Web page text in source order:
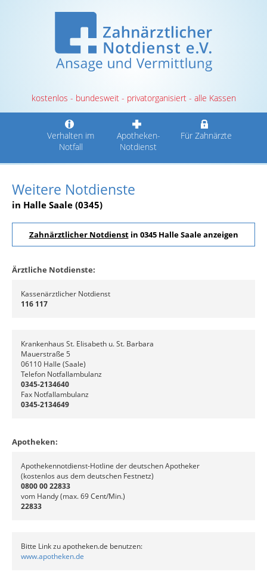
kostenlos - bundesweit - privatorganisiert - alle Kassen
Verhalten im
Notfall
Apotheken-
Notdienst
Für Zahnärzte
Weitere Notdienste
in Halle Saale (0345)
Zahnärztlicher Notdienstin 0345 Halle Saale anzeigen
Ärztliche Notdienste:
Kassenärztlicher Notdienst
116 117
Krankenhaus St. Elisabeth u. St. Barbara
Mauerstraße 5
06110 Halle (Saale)
Telefon Notfallambulanz
0345-2134640
Fax Notfallambulanz
0345-2134649
Apotheken:
Apothekennotdienst-Hotline der deutschen Apotheker
(kostenlos aus dem deutschen Festnetz)
0800 00 22833
vom Handy (max. 69 Cent/Min.)
22833
Bitte Link zu apotheken.de benutzen:
www.apotheken.de